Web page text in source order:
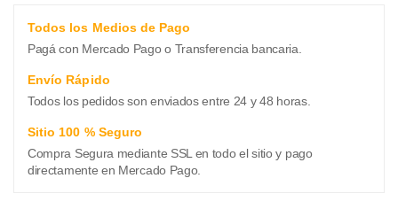
Todos los Medios de Pago
Pagá con Mercado Pago o Transferencia bancaria.
Envío Rápido
Todos los pedidos son enviados entre 24 y 48 horas.
Sitio 100 % Seguro
Compra Segura mediante SSL en todo el sitio y pago
directamente en Mercado Pago.